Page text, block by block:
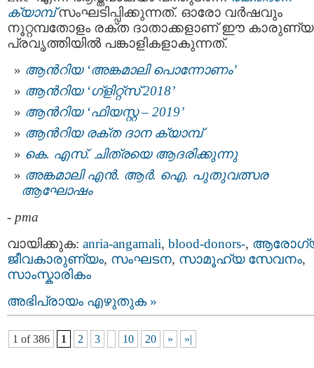
ക്യാമ്പ് സംഘടിപ്പിക്കുന്നത്. ഓരോ വർഷവും
നൂറ്റമ്പതോളം രക്ത ദാതാക്കളാണ് ഈ കാരുണ്യ
പ്രവൃത്തിയിൽ പങ്കാളികളാകുന്നത്.
ആൻറിയ ‘അങ്കമാലി പൊന്നോണം’
ആൻറിയ ‘ഗ്‌ളിറ്റ്‌സ് 2018’
ആൻറിയ ‘ഫിയസ്റ്റ – 2019’
ആന്‍റിയ രക്ത ദാന ക്യാമ്പ്
കെ. എസ്. ചിത്രയെ ആദരിക്കുന്നു
അങ്കമാലി എൻ. ആർ. ഐ. പുതുവത്സര
ആഘോഷം
- pma
വായിക്കുക: anria-angamali, blood-donors-,
ജീവകാരുണ്യം, സംഘടന, സാമൂഹ്യ സേവനം,
സാംസ്കാരികം
അഭിപ്രായം എഴുതുക »
1 of 386 1 2 3 10 20 » »|